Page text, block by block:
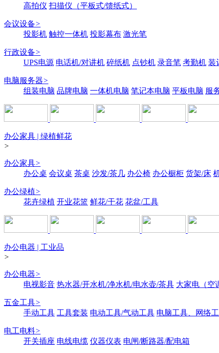
高拍仪 扫描仪（平板式/馈纸式）
会议设备>
投影机 触控一体机 投影幕布 激光笔
行政设备>
UPS电源 电话机/对讲机 碎纸机 点钞机 录音笔 考勤机 装
电脑服务器>
组装电脑 品牌电脑 一体机电脑 笔记本电脑 平板电脑 服
办公家具 | 绿植鲜花
>
办公家具>
办公桌 会议桌 茶桌 沙发/茶几 办公椅 办公橱柜 货架/床
办公绿植>
花卉绿植 开业花篮 鲜花/干花 花盆/工具
办公电器 | 工业品
>
办公电器>
电视影音 热水器/开水机/净水机/电水壶/茶具 大家电（空
五金工具>
手动工具 工具套装 电动工具/气动工具 电脑工具、网络
电工电料>
开关插座 电线电缆 仪器仪表 电闸/断路器/配电箱